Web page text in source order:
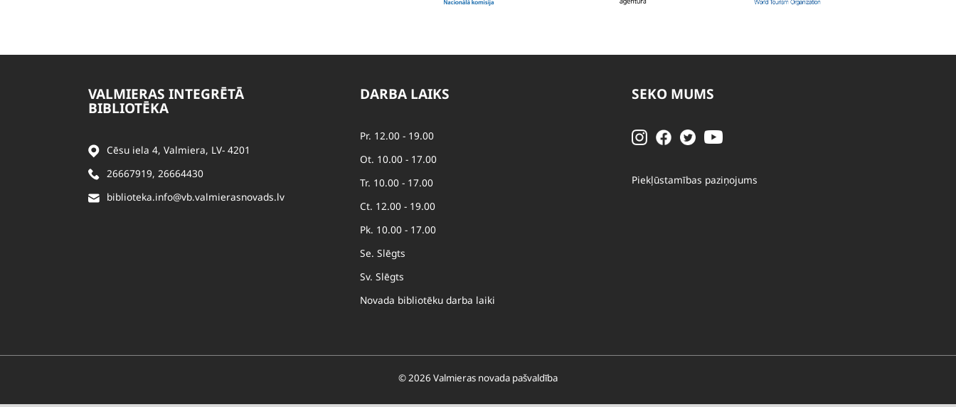
VALMIERAS INTEGRĒTĀ
BIBLIOTĒKA
Cēsu iela 4, Valmiera, LV- 4201
26667919, 26664430
biblioteka.info@vb.valmierasnovads.lv
DARBA LAIKS
Pr. 12.00 - 19.00
Ot. 10.00 - 17.00
Tr. 10.00 - 17.00
Ct. 12.00 - 19.00
Pk. 10.00 - 17.00
Se. Slēgts
Sv. Slēgts
Novada bibliotēku darba laiki
SEKO MUMS
Piekļūstamības paziņojums
© 2026 Valmieras novada pašvaldība